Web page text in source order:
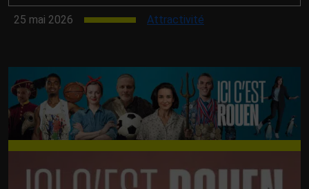
25 mai 2026 Attractivité